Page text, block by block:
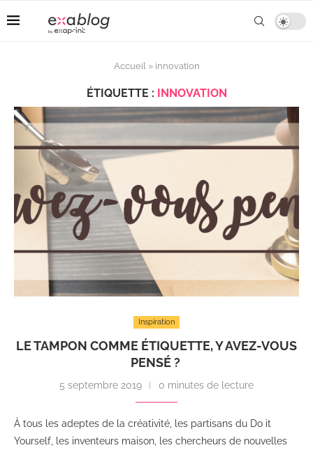
Accueil» innovation
ÉTIQUETTE : INNOVATION
Inspiration
LE TAMPON COMME ÉTIQUETTE, Y AVEZ-VOUS
PENSÉ ?
5 septembre 2019 0 minutes de lecture
À tous les adeptes de la créativité, les partisans du Do it
Yourself, les inventeurs maison, les chercheurs de nouvelles